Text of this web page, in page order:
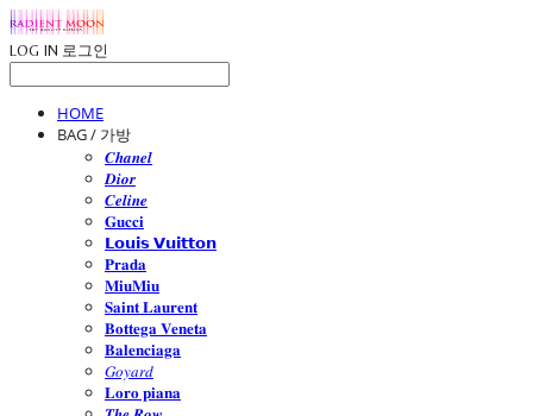
LOG IN 로그인
HOME
BAG / 가방
𝑪𝒉𝒂𝒏𝒆𝒍
𝑫𝒊𝒐𝒓
𝑪𝒆𝒍𝒊𝒏𝒆
𝐆𝐮𝐜𝐜𝐢
𝗟𝗼𝘂𝗶𝘀 𝗩𝘂𝗶𝘁𝘁𝗼𝗻
𝐏𝐫𝐚𝐝𝐚
𝐌𝐢𝐮𝐌𝐢𝐮
𝐒𝐚𝐢𝐧𝐭 𝐋𝐚𝐮𝐫𝐞𝐧𝐭
𝐁𝐨𝐭𝐭𝐞𝐠𝐚 𝐕𝐞𝐧𝐞𝐭𝐚
𝐁𝐚𝐥𝐞𝐧𝐜𝐢𝐚𝐠𝐚
𝐺𝑜𝑦𝑎𝑟𝑑
𝐋𝐨𝐫𝐨 𝐩𝐢𝐚𝐧𝐚